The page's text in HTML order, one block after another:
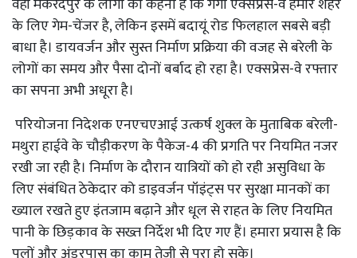
के लिए गेम-चेंजर है, लेकिन इसमें बदायूं रोड फिलहाल सबसे बड़ी
बाधा है। डायवर्जन और सुस्त निर्माण प्रक्रिया की वजह से बरेली के
लोगों का समय और पैसा दोनों बर्बाद हो रहा है। एक्सप्रेस-वे रफ्तार
का सपना अभी अधूरा है।
परियोजना निदेशक एनएचएआई उत्कर्ष शुक्ल के मुताबिक बरेली-
मथुरा हाईवे के चौड़ीकरण के पैकेज-4 की प्रगति पर नियमित नजर
रखी जा रही है। निर्माण के दौरान यात्रियों को हो रही असुविधा के
लिए संबंधित ठेकेदार को डाइवर्जन पॉइंट्स पर सुरक्षा मानकों का
ख्याल रखते हुए इंतजाम बढ़ाने और धूल से राहत के लिए नियमित
पानी के छिड़काव के सख्त निर्देश भी दिए गए हैं। हमारा प्रयास है कि